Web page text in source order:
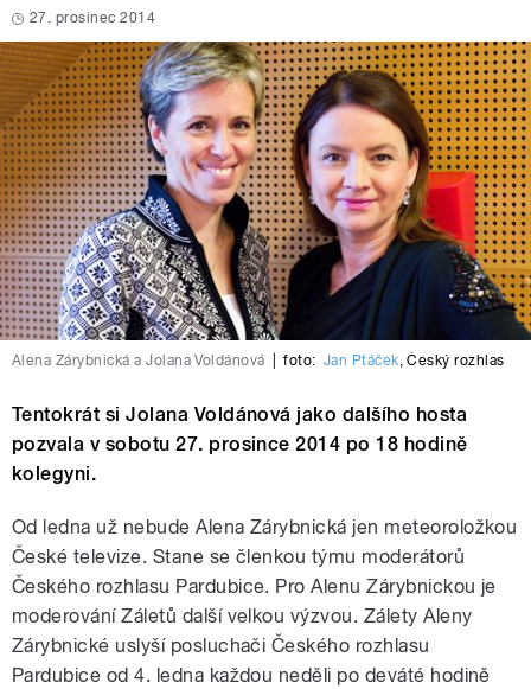
27. prosinec 2014
Alena Zárybnická a Jolana Voldánová foto: Jan Ptáček,Český rozhlas
Tentokrát si Jolana Voldánová jako dalšího hosta
pozvala v sobotu 27. prosince 2014 po 18 hodině
kolegyni.
Od ledna už nebude Alena Zárybnická jen meteoroložkou
České televize. Stane se členkou týmu moderátorů
Českého rozhlasu Pardubice. Pro Alenu Zárybnickou je
moderování Záletů další velkou výzvou. Zálety Aleny
Zárybnické uslyší posluchači Českého rozhlasu
Pardubice od 4. ledna každou neděli po deváté hodině